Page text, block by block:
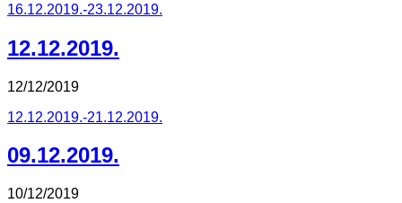
16.12.2019.-23.12.2019.
12.12.2019.
12/12/2019
12.12.2019.-21.12.2019.
09.12.2019.
10/12/2019